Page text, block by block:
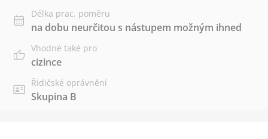
Délka prac. poměru
na dobu neurčitou s nástupem možným ihned
Vhodné také pro
cizince
Řidičské oprávnění
Skupina B